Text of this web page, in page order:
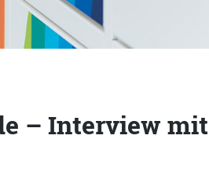
– Interview mit